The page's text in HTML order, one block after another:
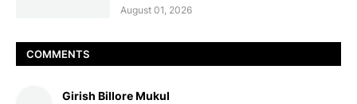
August 01, 2026
COMMENTS
Girish Billore Mukul